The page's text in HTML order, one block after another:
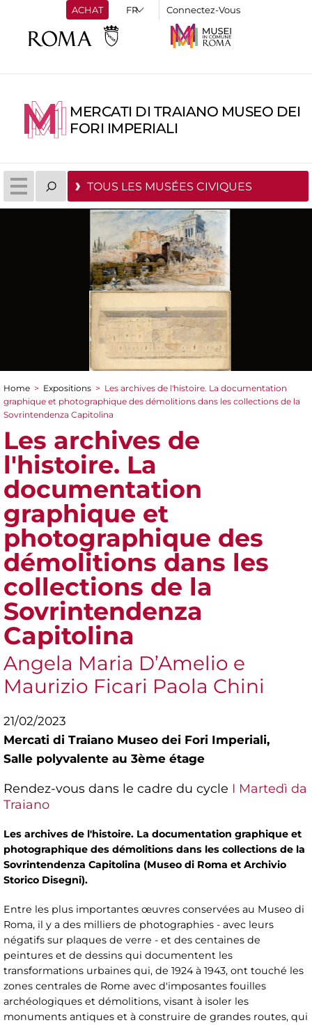
ACHAT Connectez-Vous
MERCATI DI TRAIANO MUSEO DEI
FORI IMPERIALI
TOUS LES MUSÉES CIVIQUES
You are here
Home > Expositions > Les archives de l'histoire. La documentation
graphique et photographique des démolitions dans les collections de la
Sovrintendenza Capitolina
Les archives de
l'histoire. La
documentation
graphique et
photographique des
démolitions dans les
collections de la
Sovrintendenza
Capitolina
Angela Maria D’Amelio e
Maurizio Ficari Paola Chini
21/02/2023
Mercati di Traiano Museo dei Fori Imperiali,
Salle polyvalente au 3ème étage
Rendez-vous dans le cadre du cycle I Martedì da
Traiano
Les archives de l'histoire. La documentation graphique et
photographique des démolitions dans les collections de la
Sovrintendenza Capitolina (Museo di Roma et Archivio
Storico Disegni).
Entre les plus importantes œuvres conservées au Museo di
Roma, il y a des milliers de photographies - avec leurs
négatifs sur plaques de verre - et des centaines de
peintures et de dessins qui documentent les
transformations urbaines qui, de 1924 à 1943, ont touché les
zones centrales de Rome avec d'imposantes fouilles
archéologiques et démolitions, visant à isoler les
monuments antiques et à construire de grandes routes, qui